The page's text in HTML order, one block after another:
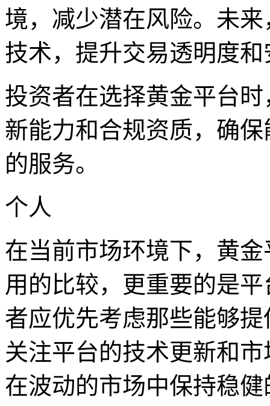
境，减少潜在风险。未
技术，提升交易透明度
投资者在选择黄金平台
新能力和合规资质，确
的服务。
个人
在当前市场环境下，黄
用的比较，更重要的是
者应优先考虑那些能够
关注平台的技术更新和
在波动的市场中保持稳